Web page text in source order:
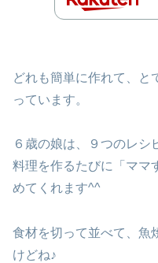
どれも簡単に作れて、と
っています。
６歳の娘は、９つのレシ
料理を作るたびに「ママ
めてくれます^^
食材を切って並べて、魚
けどね♪